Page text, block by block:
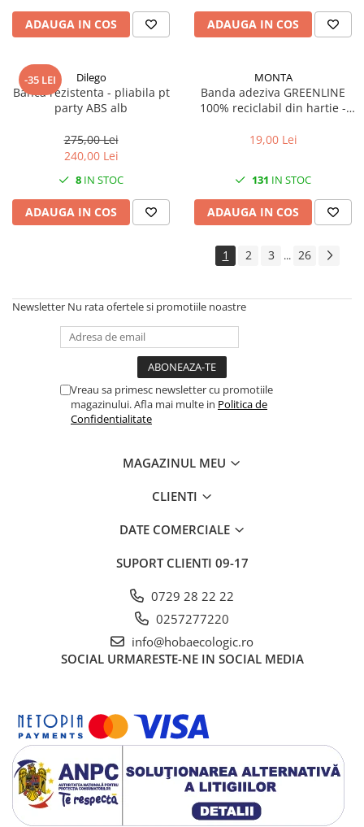
ADAUGA IN COS ADAUGA IN COS
-35 LEI Dilego
Banca rezistenta - pliabila pt
party ABS alb
275,00 Lei
240,00 Lei
8 IN STOC
ADAUGA IN COS
MONTA
Banda adeziva GREENLINE
100% reciclabil din hartie -
50m - rola
19,00 Lei
131 IN STOC
ADAUGA IN COS
1 2 3 ... 26
Newsletter Nu rata ofertele si promotiile noastre
Vreau sa primesc newsletter cu promotiile
magazinului. Afla mai multe in Politica de
Confidentialitate
MAGAZINUL MEU
CLIENTI
DATE COMERCIALE
SUPORT CLIENTI 09-17
0729 28 22 22
0257277220
info@hobaecologic.ro
SOCIAL URMARESTE-NE IN SOCIAL MEDIA